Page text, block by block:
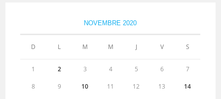
NOVEMBRE 2020
D L M M J V S
1 2 3 4 5 6 7
8 9 10 11 12 13 14